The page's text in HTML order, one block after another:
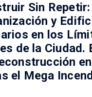
Sin
y
en los
de la Ciudad.
el Mega